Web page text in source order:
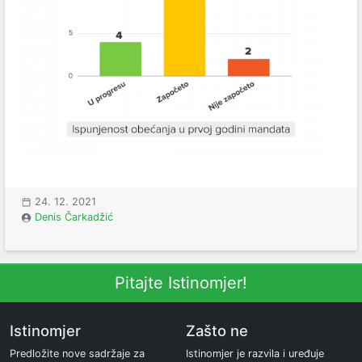
24. 12. 2021
Denis Čarkadžić
Pitajte Istinomjer!
Istinomjer
Predložite nove sadržaje za
Zašto ne
Istinomjer je razvila i uređuje